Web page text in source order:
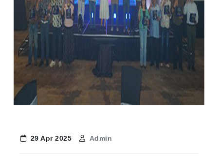
29 Apr 2025 Admin